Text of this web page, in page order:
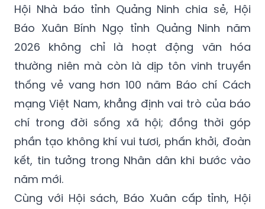
Hội Nhà báo tỉnh Quảng Ninh chia sẻ, Hội
Báo Xuân Bính Ngọ tỉnh Quảng Ninh năm
2026 không chỉ là hoạt động văn hóa
thường niên mà còn là dịp tôn vinh truyền
thống vẻ vang hơn 100 năm Báo chí Cách
mạng Việt Nam, khẳng định vai trò của báo
chí trong đời sống xã hội; đồng thời góp
phần tạo không khí vui tươi, phấn khởi, đoàn
kết, tin tưởng trong Nhân dân khi bước vào
năm mới.
Cùng với Hội sách, Báo Xuân cấp tỉnh, Hội